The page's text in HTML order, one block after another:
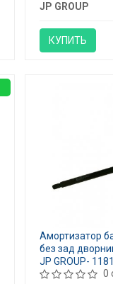
JP GROUP
КУПИТЬ
Амортизатор
без зад
JP GROUP-
0